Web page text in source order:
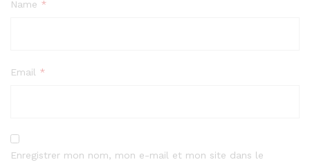
Name *
Email *
Enregistrer mon nom, mon e-mail et mon site dans le